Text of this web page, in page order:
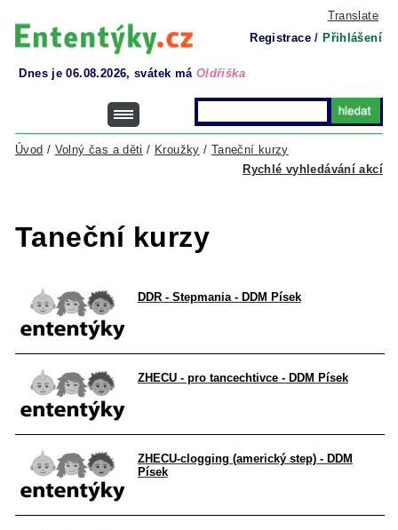
Translate
Registrace / Přihlášení
Dnes je 06.08.2026, svátek má Oldřiška
Rychlé vyhledávání akcí
Úvod / Volný čas a děti / Kroužky / Taneční kurzy
Taneční kurzy
DDR - Stepmania - DDM Písek
ZHECU - pro tancechtivce - DDM Písek
ZHECU-clogging (americký step) - DDM
Písek